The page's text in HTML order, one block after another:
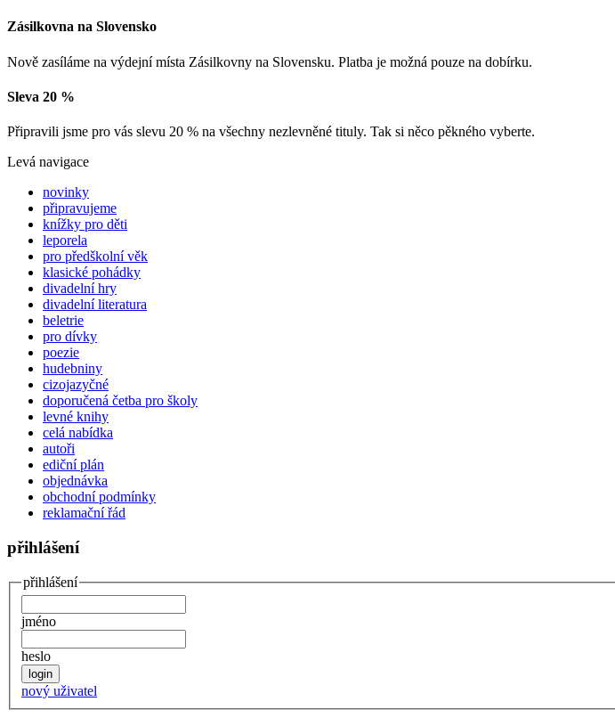
Zásilkovna na Slovensko
Nově zasíláme na výdejní místa Zásilkovny na Slovensku. Platba je možná pouze na dobírku.
Sleva 20 %
Připravili jsme pro vás slevu 20 % na všechny nezlevněné tituly. Tak si něco pěkného vyberte.
Levá navigace
novinky
připravujeme
knížky pro děti
leporela
pro předškolní věk
klasické pohádky
divadelní hry
divadelní literatura
beletrie
pro dívky
poezie
hudebniny
cizojazyčné
doporučená četba pro školy
levné knihy
celá nabídka
autoři
ediční plán
objednávka
obchodní podmínky
reklamační řád
přihlášení
přihlášení
jméno
heslo
nový uživatel